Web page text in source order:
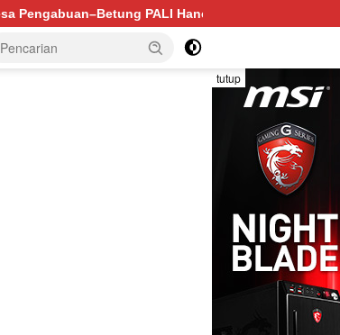
Hancur, Truk Batu Bara PT EPI Diduga Jadi Biang
tutup